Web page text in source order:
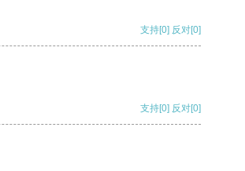
支持[0] 反对[0]
支持[0] 反对[0]